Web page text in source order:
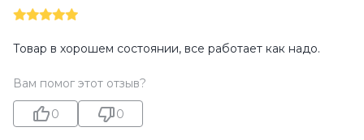
Товар в хорошем состоянии, все работает как надо.
Вам помог этот отзыв?
0 0